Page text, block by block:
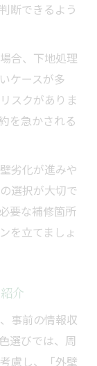
断できるよう
合、下地処理
ケースが多
スクがありま
を急かされる
劣化が進みや
選択が大切で
要な補修箇所
を立てましょ
介
事前の情報収
選びでは、周
慮し、「外壁